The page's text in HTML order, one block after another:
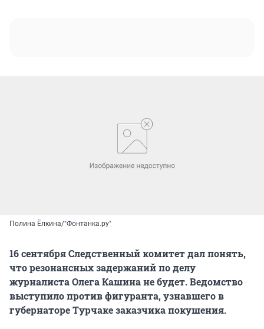
Полина Ёлкина/"Фонтанка.ру"
16 сентября Следственный комитет дал понять,
что резонансных задержаний по делу
журналиста Олега Кашина не будет. Ведомство
выступило против фигуранта, узнавшего в
губернаторе Турчаке заказчика покушения.